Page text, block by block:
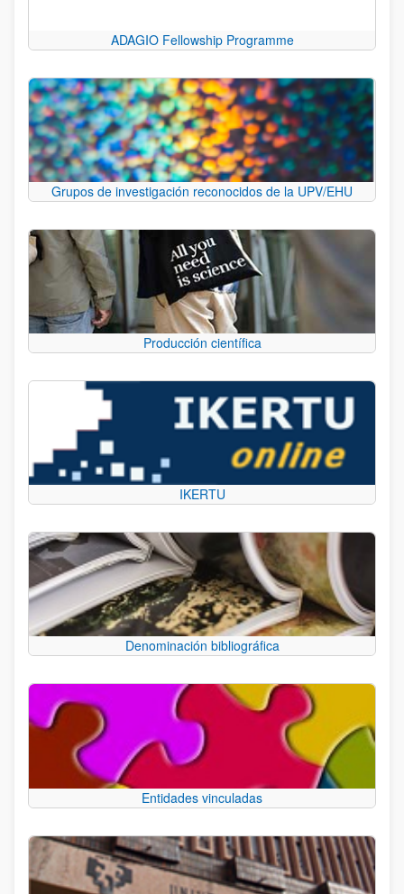
ADAGIO Fellowship Programme
Grupos de investigación reconocidos de la UPV/EHU
Producción científica
IKERTU
Denominación bibliográfica
Entidades vinculadas